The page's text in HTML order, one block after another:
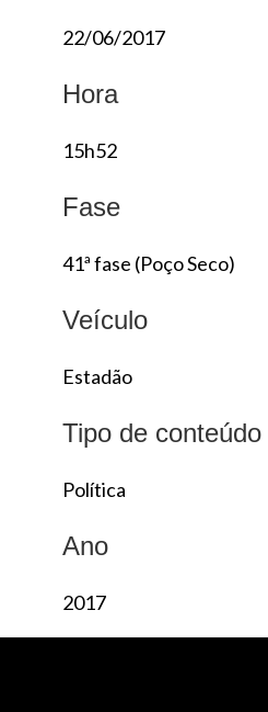
22/06/2017
Hora
15h52
Fase
41ª fase (Poço Seco)
Veículo
Estadão
Tipo de conteúdo
Política
Ano
2017